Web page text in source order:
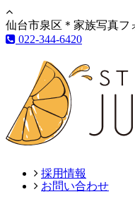
仙台市泉区＊家族写真フ
022-344-6420
採用情報
お問い合わせ